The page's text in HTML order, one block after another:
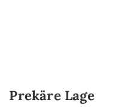
Prekäre Lage